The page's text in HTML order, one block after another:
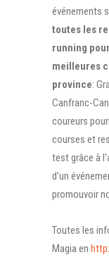
événements
toutes les
running
meilleures
province:
Canfranc-
coureurs
courses et
test grâce à
d'un
promouvoir
Toutes les
Magia en